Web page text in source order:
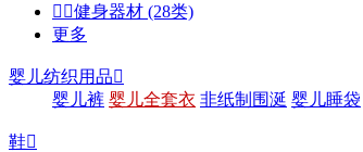
 健身器材 (28类)
更多
婴儿纺织用品
婴儿裤 婴儿全套衣 非纸制围涎 婴儿睡袋
鞋